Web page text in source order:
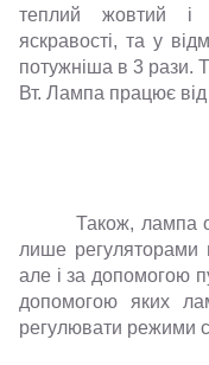
теплий жовтий і
яскравості, та у
потужніша в 3 рази.
Вт. Лампа працює
Також, лампа
лише регуляторами
але і за допомогою
допомогою яких
регулювати режими